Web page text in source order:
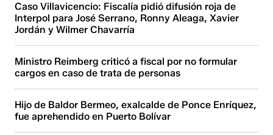
Caso Villavicencio: Fiscalía pidió difusión roja de
Interpol para José Serrano, Ronny Aleaga, Xavier
Jordán y Wilmer Chavarría
Ministro Reimberg criticó a fiscal por no formular
cargos en caso de trata de personas
Hijo de Baldor Bermeo, exalcalde de Ponce Enríquez,
fue aprehendido en Puerto Bolívar